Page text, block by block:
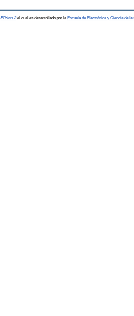
EPrints 3el cual es desarrollado por la Escuela de Electrónica y Ciencia de la